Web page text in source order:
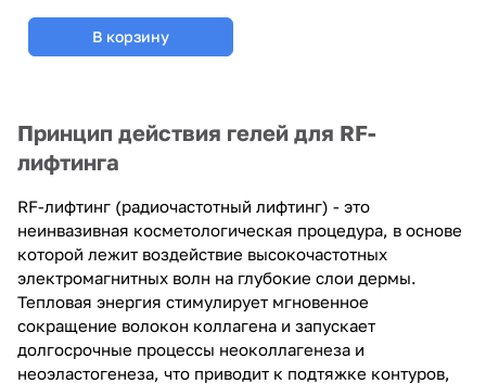
В корзину
Принцип действия гелей для RF-
лифтинга
RF-лифтинг (радиочастотный лифтинг) - это
неинвазивная косметологическая процедура, в основе
которой лежит воздействие высокочастотных
электромагнитных волн на глубокие слои дермы.
Тепловая энергия стимулирует мгновенное
сокращение волокон коллагена и запускает
долгосрочные процессы неоколлагенеза и
неоэластогенеза, что приводит к подтяжке контуров,